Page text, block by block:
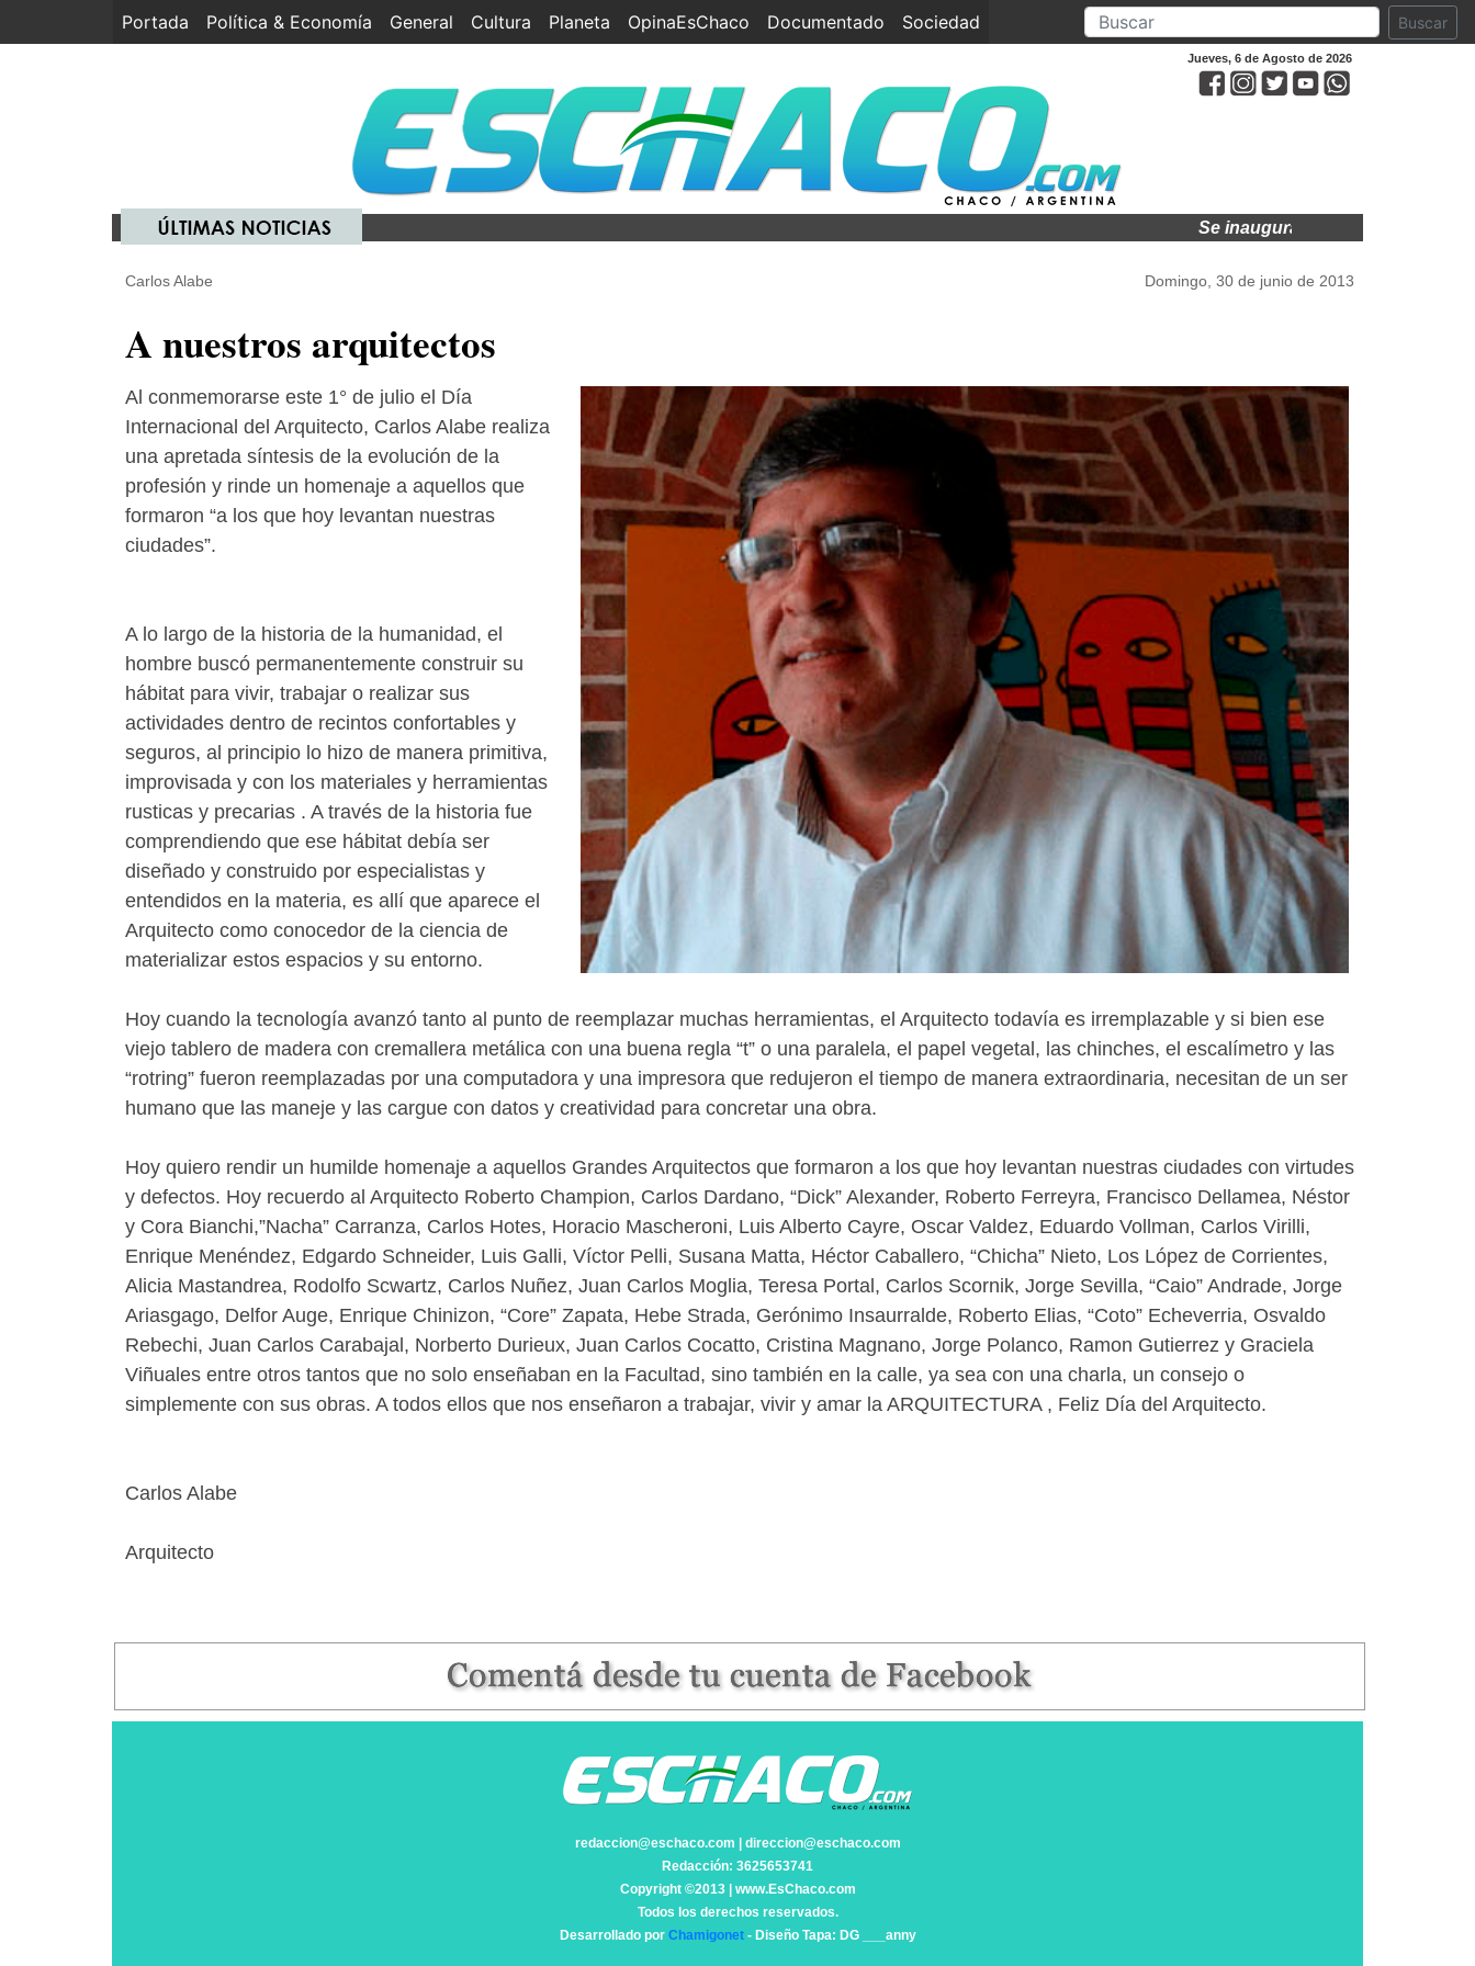
Portada (current)
Política & Economía General Cultura Planeta OpinaEsChaco Documentado Sociedad Buscar
Jueves, 6 de Agosto de 2026
Se inaugura la 37ª Muestra Anual
Carlos Alabe Domingo, 30 de junio de 2013
A nuestros arquitectos
Al conmemorarse este 1° de julio el Día
Internacional del Arquitecto, Carlos Alabe realiza
una apretada síntesis de la evolución de la
profesión y rinde un homenaje a aquellos que
formaron “a los que hoy levantan nuestras
ciudades”.
A lo largo de la historia de la humanidad, el
hombre buscó permanentemente construir su
hábitat para vivir, trabajar o realizar sus
actividades dentro de recintos confortables y
seguros, al principio lo hizo de manera primitiva,
improvisada y con los materiales y herramientas
rusticas y precarias . A través de la historia fue
comprendiendo que ese hábitat debía ser
diseñado y construido por especialistas y
entendidos en la materia, es allí que aparece el
Arquitecto como conocedor de la ciencia de
materializar estos espacios y su entorno.
Hoy cuando la tecnología avanzó tanto al punto de reemplazar muchas herramientas, el Arquitecto todavía es irremplazable y si bien ese
viejo tablero de madera con cremallera metálica con una buena regla “t” o una paralela, el papel vegetal, las chinches, el escalímetro y las
“rotring” fueron reemplazadas por una computadora y una impresora que redujeron el tiempo de manera extraordinaria, necesitan de un ser
humano que las maneje y las cargue con datos y creatividad para concretar una obra.
Hoy quiero rendir un humilde homenaje a aquellos Grandes Arquitectos que formaron a los que hoy levantan nuestras ciudades con virtudes
y defectos. Hoy recuerdo al Arquitecto Roberto Champion, Carlos Dardano, “Dick” Alexander, Roberto Ferreyra, Francisco Dellamea, Néstor
y Cora Bianchi,”Nacha” Carranza, Carlos Hotes, Horacio Mascheroni, Luis Alberto Cayre, Oscar Valdez, Eduardo Vollman, Carlos Virilli,
Enrique Menéndez, Edgardo Schneider, Luis Galli, Víctor Pelli, Susana Matta, Héctor Caballero, “Chicha” Nieto, Los López de Corrientes,
Alicia Mastandrea, Rodolfo Scwartz, Carlos Nuñez, Juan Carlos Moglia, Teresa Portal, Carlos Scornik, Jorge Sevilla, “Caio” Andrade, Jorge
Ariasgago, Delfor Auge, Enrique Chinizon, “Core” Zapata, Hebe Strada, Gerónimo Insaurralde, Roberto Elias, “Coto” Echeverria, Osvaldo
Rebechi, Juan Carlos Carabajal, Norberto Durieux, Juan Carlos Cocatto, Cristina Magnano, Jorge Polanco, Ramon Gutierrez y Graciela
Viñuales entre otros tantos que no solo enseñaban en la Facultad, sino también en la calle, ya sea con una charla, un consejo o
simplemente con sus obras. A todos ellos que nos enseñaron a trabajar, vivir y amar la ARQUITECTURA , Feliz Día del Arquitecto.
Carlos Alabe
Arquitecto
redaccion@eschaco.com | direccion@eschaco.com
Redacción: 3625653741
Copyright ©2013 | www.EsChaco.com
Todos los derechos reservados.
Desarrollado por Chamigonet- Diseño Tapa: DG ___anny